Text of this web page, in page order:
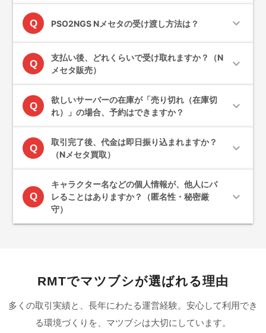
Q PSO2NGS Nメセタの受け渡し方法は？ expand_more
Q
支払い後、どれくらいで受け取れますか？（N
メセタ販売）
expand_more
Q
欲しいサーバーの在庫が「売り切れ（在庫切
れ）」の場合、予約はできますか？
expand_more
Q
取引完了後、代金は即日振り込まれますか？
（Nメセタ買取）
expand_more
Q
キャラクター名などの個人情報が、他人にバ
レることはありますか？（匿名性・秘密厳
守）
expand_more
RMTでマツブシが選ばれる理由
多くの取引実績と、長年にわたる運営経験。安心して利用でき
る環境づくりを、マツブシは大切にしています。